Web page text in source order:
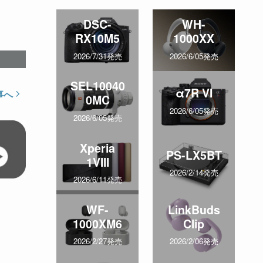
へ
DSC-
RX10M5
2026/7/31発売
WH-
1000XX
2026/6/05発売
SEL10040
0MC
2026/6/05発売
α7R VI
2026/6/05発売
Xperia
1VIII
2026/6/11発売
PS-LX5BT
2026/2/14発売
WF-
1000XM6
2026/2/27発売
LinkBuds
Clip
2026/2/06発売